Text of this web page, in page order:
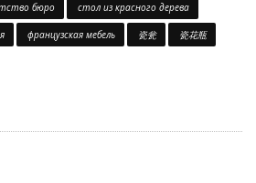
бюро стол из красного дерева
французская мебель 瓷瓮 瓷花瓶